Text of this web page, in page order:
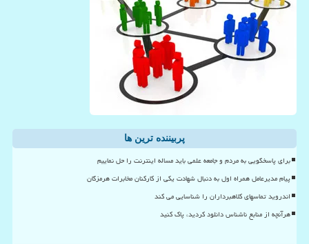
پربیننده ترین ها
برای پاسخگویی به مردم و جامعه علمی باید مساله اینترنت را حل نماییم
پیام مدیرعامل همراه اول به دنبال شهادت یکی از کارکنان مخابرات هرمزگان
اندروید تماسهای کلاهبرداران را شناسایی می کند
هرآنچه از منابع ناشناس دانلود کردید، پاک کنید